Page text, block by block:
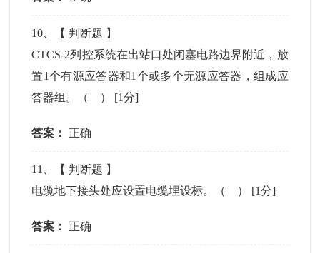
10 、【 判断题 】
CTCS-2列控系统在出站口处闭塞电路边界附近，放
置1个有源应答器和1个或多个无源应答器，组成应
答器组。（ ） [1分]
答案： 正确
11 、【 判断题 】
电缆地下接头处应设置电缆埋设标。（ ） [1分]
答案： 正确